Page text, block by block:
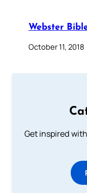
Webster
October 11, 2018
Get inspired